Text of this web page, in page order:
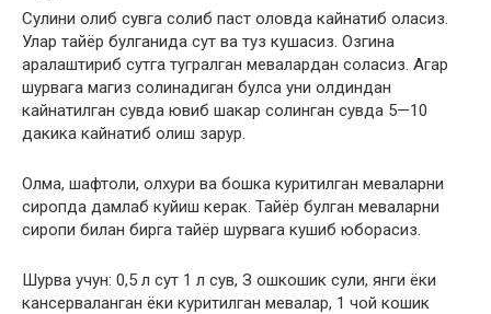
Сулини олиб сувга солиб паст оловда кайнатиб оласиз.
Улар тайёр булганида сут ва туз кушасиз. Озгина
аралаштириб сутга тугралган мевалардан соласиз. Агар
шурвага магиз солинадиган булса уни олдиндан
кайнатилган сувда ювиб шакар солинган сувда 5—10
дакика кайнатиб олиш зарур.
Олма, шафтоли, олхури ва бошка куритилган меваларни
сиропда дамлаб куйиш керак. Тайёр булган меваларни
сиропи билан бирга тайёр шурвага кушиб юборасиз.
Шурва учун: 0,5 л сут 1 л сув, З ошкошик сули, янги ёки
кансерваланган ёки куритилган мевалар, 1 чой кошик